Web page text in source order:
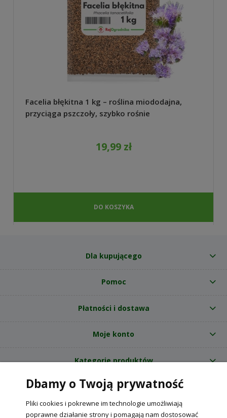
Facelia błękitna 1 kg – roślina miododajna,
przyciąga pszczoły, szybko rośnie
19,99 zł
DO KOSZYKA
Dla kupującego
Pomoc
Płatności i dostawa
Moje konto
Kategorie produktów
O nas
Internetowy sklep ogrodniczy z nasionami RajOgrodnika.pl
Dbamy o Twoją prywatność
Pliki cookies i pokrewne im technologie umożliwiają
poprawne działanie strony i pomagają nam dostosować